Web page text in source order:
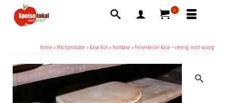
0
Home »Milchprodukte » Käse Kuh » Hartkäse » Felsenkeller Käse – cremig, mild-würzig